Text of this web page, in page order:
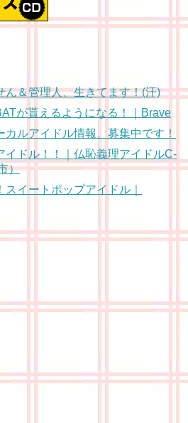
ん＆管理人、生きてます！(汗)
が貰えるようになる！｜Brave
カルアイドル情報、募集中です！
イドル！！｜仏恥義理アイドルC-
）
イートポップアイドル｜